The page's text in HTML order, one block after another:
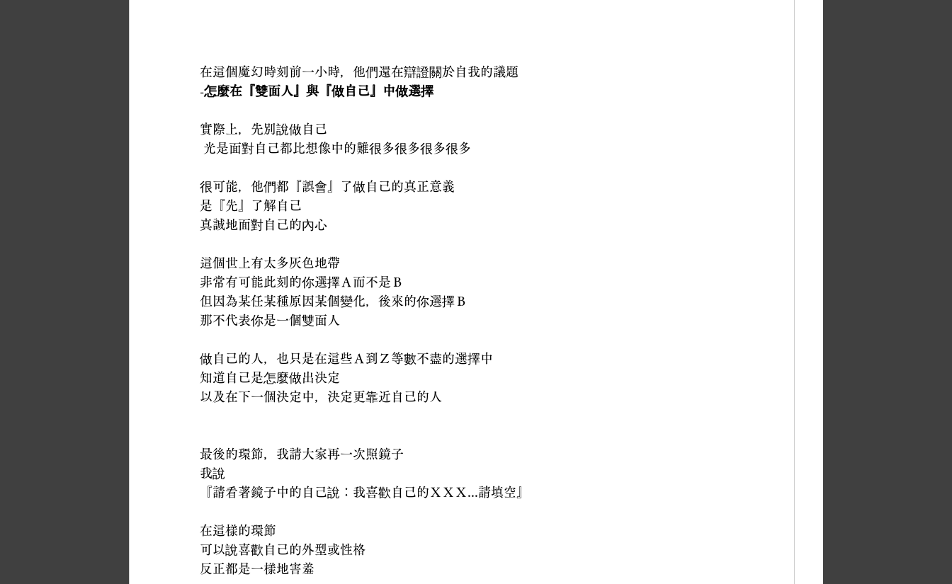
在這個魔幻時刻前一小時，他們還在辯證關於自我的議題
-怎麼在『雙面人』與『做自己』中做選擇
實際上，先別說做自己
光是面對自己都比想像中的難很多很多很多很多
很可能，他們都『誤會』了做自己的真正意義
是『先』了解自己
真誠地面對自己的內心
這個世上有太多灰色地帶
非常有可能此刻的你選擇Ａ而不是Ｂ
但因為某任某種原因某個變化，後來的你選擇Ｂ
那不代表你是一個雙面人
做自己的人，也只是在這些Ａ到Ｚ等數不盡的選擇中
知道自己是怎麼做出決定
以及在下一個決定中，決定更靠近自己的人
最後的環節，我請大家再一次照鏡子
我說
『請看著鏡子中的自己說：我喜歡自己的ＸＸＸ...請填空』
在這樣的環節
可以說喜歡自己的外型或性格
反正都是一樣地害羞